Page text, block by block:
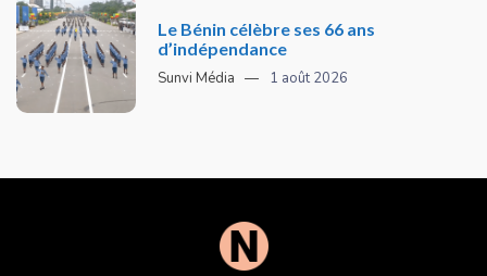
Le Bénin célèbre ses 66 ans
d’indépendance
Sunvi Média 1 août 2026